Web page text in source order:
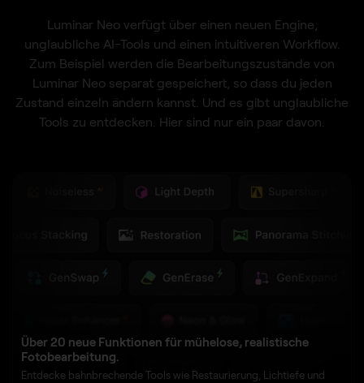
Luminar Neo verfügt über einen neuen Engine,
unglaubliche AI-Tools und einen intuitiveren Workflow.
Zum Beispiel werden die Bearbeitungszustände von
Luminar Neo separat gespeichert, so dass du jeden
Zustand einzeln ändern kannst. Und es gibt unglaubliche
Tools zu entdecken. Hier sind nur ein paar davon.
Über 20 neue Funktionen für mühelose, realistische
Fotobearbeitung.
Entdecke bahnbrechende Tools wie Restaurierung, Lichtiefe und